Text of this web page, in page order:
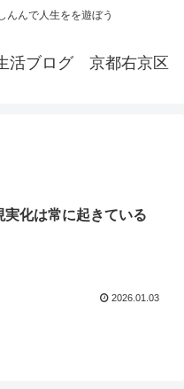
んで人生をを遊ぼう
活ブログ 京都右京区
実化は常に起きている
2026.01.03